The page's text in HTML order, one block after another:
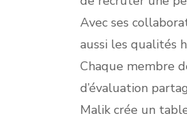
Avec ses
aussi les qualités
Chaque membre
d’évaluation
Malik crée un